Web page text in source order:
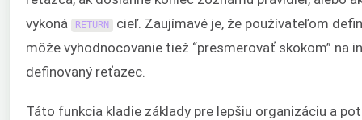
vykoná
RETURN cieľ. Zaujímavé je, že používateľom
môže vyhodnocovanie tiež “presmerovať skokom” na
definovaný reťazec.
Táto funkcia kladie základy pre lepšiu organizáciu a